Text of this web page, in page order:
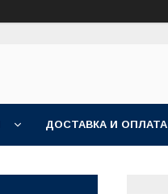
ДОСТАВКА И ОПЛАТА